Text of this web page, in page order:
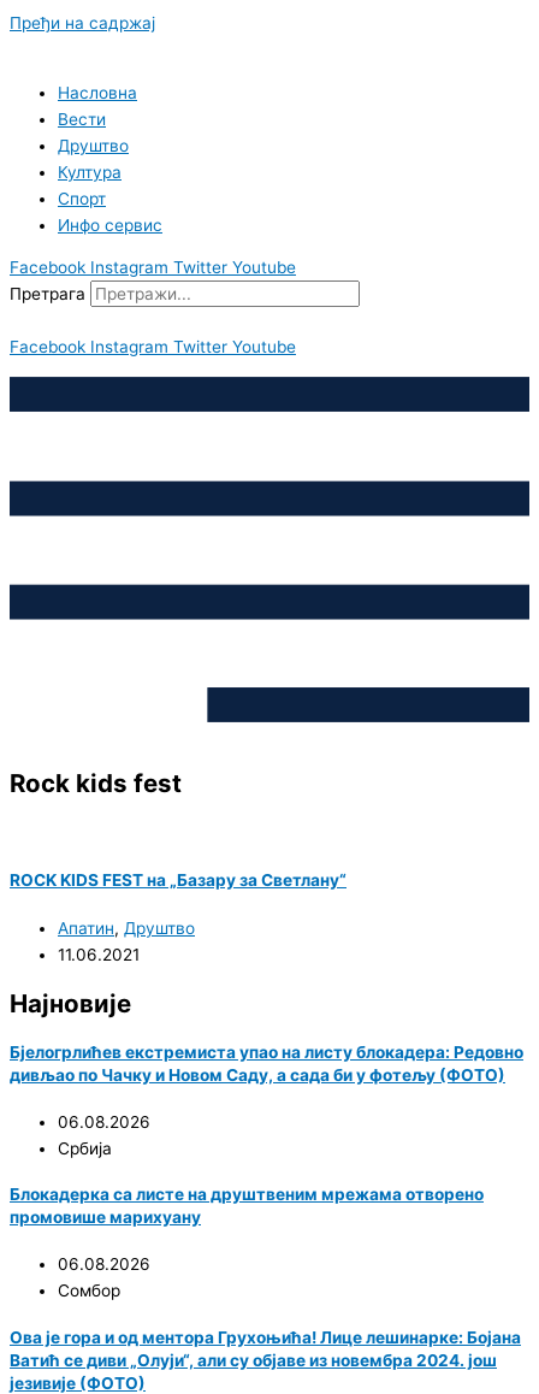
Пређи на садржај
Насловна
Вести
Друштво
Култура
Спорт
Инфо сервис
Facebook Instagram Twitter Youtube
Претрага
Facebook Instagram Twitter Youtube
Rock kids fest
ROCK KIDS FEST на „Базару за Светлану“
Апатин, Друштво
11.06.2021
Најновије
Бјелогрлићев екстремиста упао на листу блокадера: Редовно
дивљао по Чачку и Новом Саду, а сада би у фотељу (ФОТО)
06.08.2026
Србија
Блокадерка са листе на друштвеним мрежама отворено
промовише марихуану
06.08.2026
Сомбор
Ова је гора и од ментора Грухоњића! Лице лешинарке: Бојана
Ватић се диви „Олуји“, али су објаве из новембра 2024. још
језивије (ФОТО)